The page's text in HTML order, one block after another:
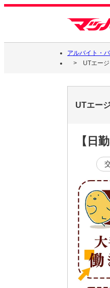
アルバイト・
UTエー
UTエー
【日